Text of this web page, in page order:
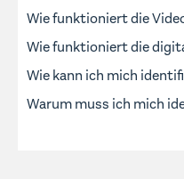
Wie funktioniert die
Wie funktioniert die
Wie kann ich mich
Warum muss ich mich